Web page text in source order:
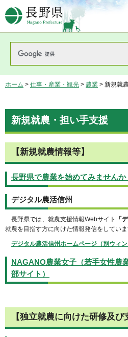
長野県Nagano
ホーム > 仕事・産業・観光 > 農業 > 新規就
新規就農・担い手支援
【新規就農情報等】
長野県で農業を始めてみませんか
デジタル農活信州
長野県では、就農支援情報Webサイト 「
就農を目指す方に向けた情報発信をしていま
デジタル農活信州ホームページ（別ウィ
NAGANO農業女子（若手女性農
部サイト）
【独立就農に向けた研修及び